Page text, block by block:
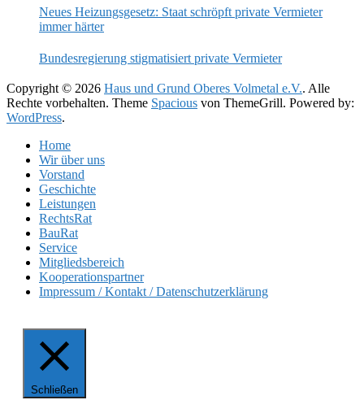
Neues Heizungsgesetz: Staat schröpft private Vermieter
immer härter
Bundesregierung stigmatisiert private Vermieter
Copyright © 2026 Haus und Grund Oberes Volmetal e.V.. Alle
Rechte vorbehalten. Theme Spacious von ThemeGrill. Powered by:
WordPress.
Home
Wir über uns
Vorstand
Geschichte
Leistungen
RechtsRat
BauRat
Service
Mitgliedsbereich
Kooperationspartner
Impressum / Kontakt / Datenschutzerklärung
Schließen